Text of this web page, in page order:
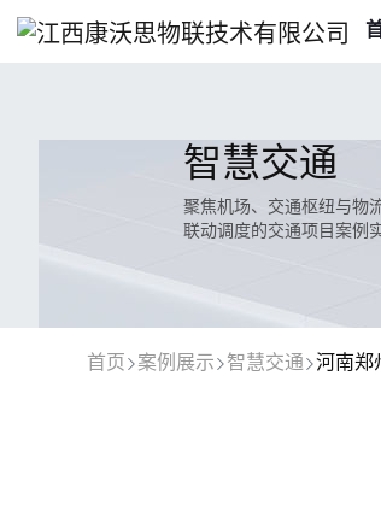
智慧交通
聚焦机场、交通枢纽与物
联动调度的交通项目案例
首页 案例展示 智慧交通 河南郑